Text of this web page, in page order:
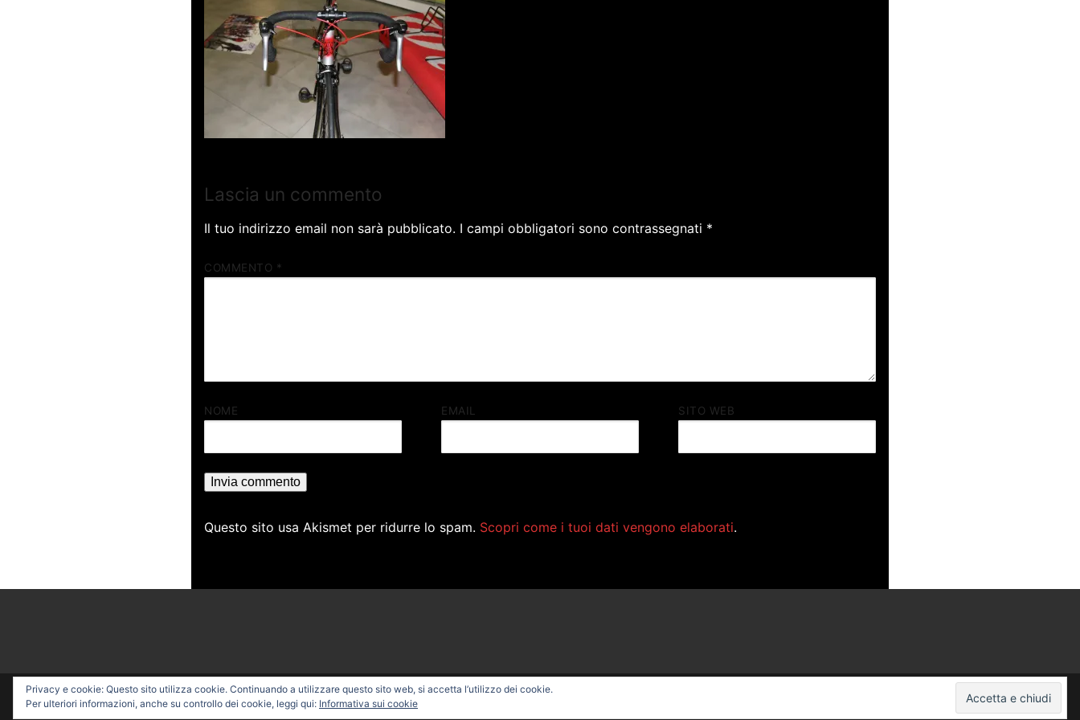
Lascia un commento
Il tuo indirizzo email non sarà pubblicato. I campi obbligatori sono contrassegnati *
COMMENTO *
NOME EMAIL SITO WEB
Questo sito usa Akismet per ridurre lo spam. Scopri come i tuoi dati vengono elaborati.
Copyright © 2026 PROFESSIONAL BIKE – Powered by
Privacy e cookie: Questo sito utilizza cookie. Continuando a utilizzare questo sito web, si accetta l’utilizzo dei cookie.
Per ulteriori informazioni, anche su controllo dei cookie, leggi qui: Informativa sui cookie